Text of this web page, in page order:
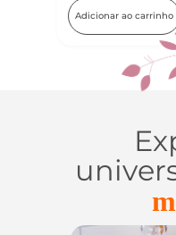
Adicionar ao